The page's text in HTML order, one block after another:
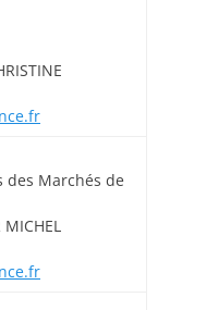
des Marchés de